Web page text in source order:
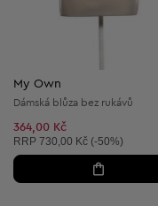
My Own
Dámská blůza bez rukávů
364,00 Kč
Doporučená cena:
RRP 730,00 Kč (-50%)